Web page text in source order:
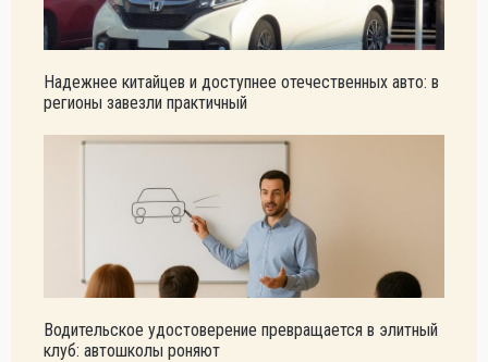
Надежнее китайцев и доступнее отечественных авто: в
регионы завезли практичный
Водительское удостоверение превращается в элитный
клуб: автошколы роняют